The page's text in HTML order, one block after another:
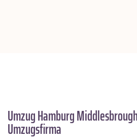
Umzug Hamburg
Umzugsfirma